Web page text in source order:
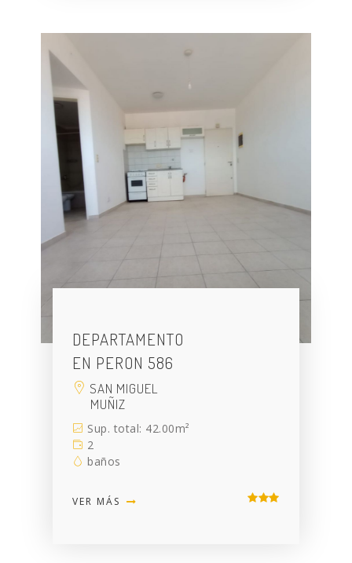
DEPARTAMENTO
EN PERON 586
SAN MIGUEL
MUÑIZ
Sup. total: 42.00m²
2
baños
VER MÁS